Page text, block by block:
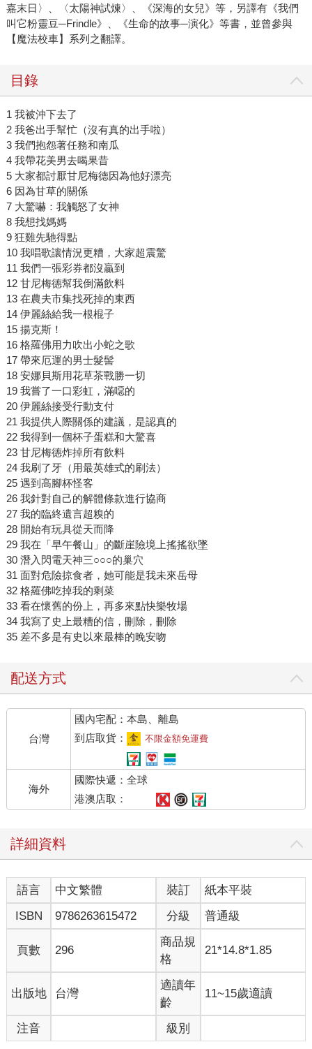
嘉末日〉、〈太陽神試煉〉、《深海的女兒》等，另譯有《我們
叫它粉靈豆─Frindle》、《生命的故事─演化》等書，並曾參與
【魔法校車】系列之翻譯。
目錄
1 我被沖下去了
2 我爸出手幫忙（沒有真的出手啦）
3 我們抱怨著任務和南瓜
4 我帶花美男去喝果昔
5 大家都討厭甘尼梅德因為他好漂亮
6 因為甘草的關係
7 大驚嚇：我觸怒了女神
8 我想找媽媽
9 狂雞先馳得點
10 我唱歌讓情況更糟，大家超震驚
11 我們一張彩券都沒贏到
12 甘尼梅德幫我倒滿飲料
13 在農夫市集找死掉的東西
14 伊麗絲給我一根棍子
15 揚克斯！
16 格羅佛用力吹出小蛇之歌
17 帶來厄運的男士髮髻
18 安娜貝斯用花草茶戰勝一切
19 我嘗了一口彩虹，滿噁的
20 伊麗絲接受行動支付
21 我提供人際關係的建議，是認真的
22 我得到一個杯子蛋糕和大驚喜
23 甘尼梅德炸掉所有飲料
24 我刷了牙（用最英雄式的刷法）
25 遇到高腳杯怪客
26 我針對自己的解體條款進行協商
27 我的臨終遺言超糗的
28 開始有玩具從天而降
29 我在「早午餐山」的斷崖險境上搖搖欲墜
30 潛入閃電天神三○○○的巢穴
31 面對危險掠食者，她可能是我未來岳母
32 格羅佛吃掉我的剩菜
33 看在懷舊的份上，再多來點快樂牧場
34 我寫了史上最糟的信，刪除，刪除
35 差不多是有史以來最棒的晚安吻
配送方式
台灣
國內宅配：本島、離島
到店取貨：
不限金額免運費
海外
國際快遞：全球
港澳店取：
詳細資料
語言 中文繁體 裝訂
紙本平裝
ISBN
9786263615472 分級 普通級
頁數 296
商品規
格
21*14.8*1.85
出版地 台灣
適讀年
齡
11~15歲適讀
注音 級別